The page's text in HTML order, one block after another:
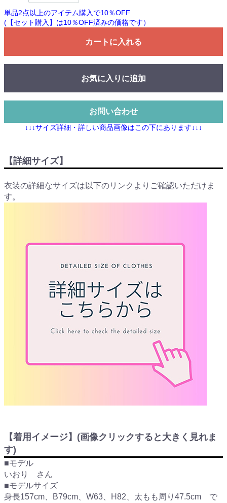
単品2点以上のアイテム購入で10％OFF
(【セット購入】は10％OFF済みの価格です）
カートに入れる
お気に入りに追加
お問い合わせ
↓↓↓サイズ詳細・詳しい商品画像はこの下にあります↓↓↓
【詳細サイズ】
衣装の詳細なサイズは以下のリンクよりご確認いただけま
す。
【着用イメージ】(画像クリックすると大きく見れま
す)
■モデル
いおり さん
■モデルサイズ
身長157cm、B79cm、W63、H82、太もも周り47.5cm で